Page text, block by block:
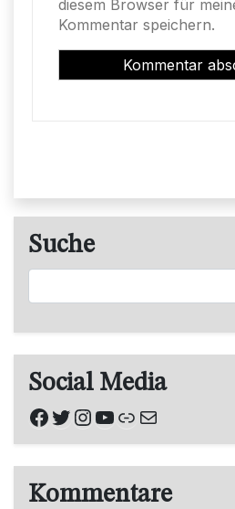
diesem Browser für
Kommentar speichern.
Suche
Suchen
Social Media
Facebook
Twitter
Instagram
YouTube
Link
E-Mail
Kommentare